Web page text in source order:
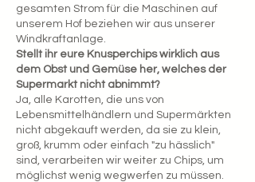
gesamten Strom für die Maschinen auf
unserem Hof beziehen wir aus unserer
Windkraftanlage.
Stellt ihr eure Knusperchips wirklich aus
dem Obst und Gemüse her, welches der
Supermarkt nicht abnimmt?
Ja, alle Karotten, die uns von
Lebensmittelhändlern und Supermärkten
nicht abgekauft werden, da sie zu klein,
groß, krumm oder einfach "zu hässlich"
sind, verarbeiten wir weiter zu Chips, um
möglichst wenig wegwerfen zu müssen.